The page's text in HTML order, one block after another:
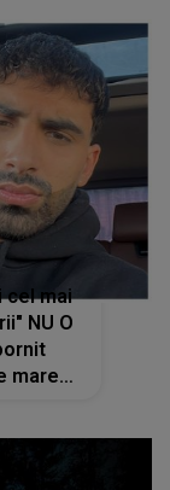
cel mai
NU O
mare